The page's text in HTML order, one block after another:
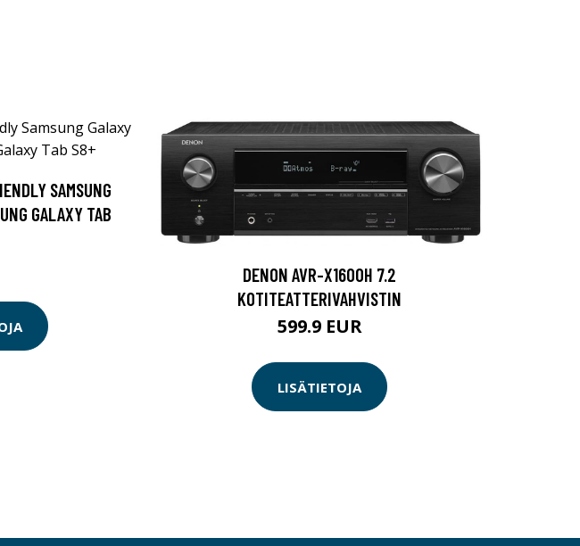
SAMSUNG
GALAXY TAB
DENON AVR-X1600H 7.2
KOTITEATTERIVAHVISTIN
599.9 EUR
LISÄTIETOJA